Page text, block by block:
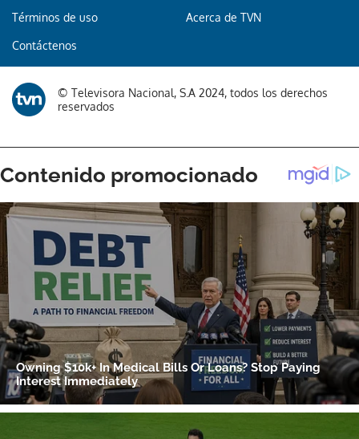
Términos de uso Acerca de TVN
Contáctenos
© Televisora Nacional, S.A 2024, todos los derechos
reservados